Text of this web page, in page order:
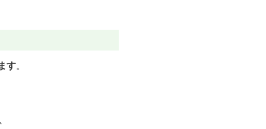
す。